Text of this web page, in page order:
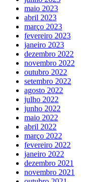
maio 2023
abril 2023
março 2023
fevereiro 2023
janeiro 2023
dezembro 2022
novembro 2022
outubro 2022
setembro 2022
agosto 2022
julho 2022
junho 2022
maio 2022
abril 2022
março 2022
fevereiro 2022
janeiro 2022
dezembro 2021
novembro 2021